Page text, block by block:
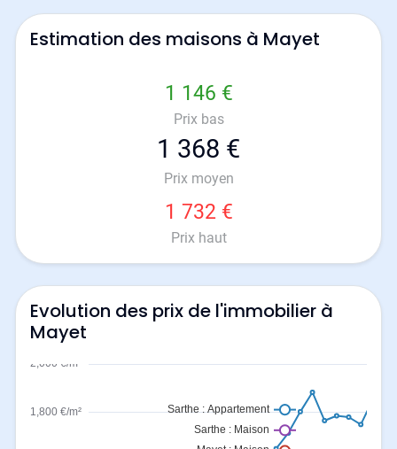
Estimation des maisons à Mayet
1 146 €
Prix bas
1 368 €
Prix moyen
1 732 €
Prix haut
Evolution des prix de l'immobilier à
Mayet